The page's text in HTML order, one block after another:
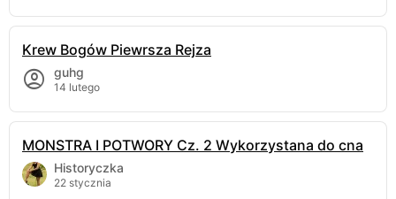
Krew Bogów Piewrsza Rejza
guhg
14 lutego
MONSTRA I POTWORY Cz. 2 Wykorzystana do cna
Historyczka
22 stycznia